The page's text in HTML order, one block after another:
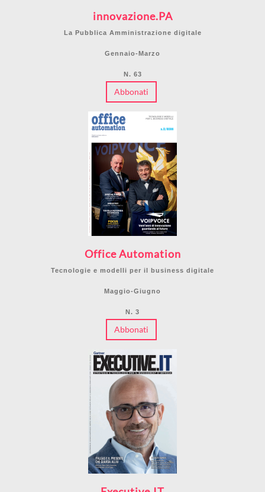
innovazione.PA
La Pubblica Amministrazione digitale
Gennaio-Marzo
N. 63
Abbonati
Office Automation
Tecnologie e modelli per il business digitale
Maggio-Giugno
N. 3
Abbonati